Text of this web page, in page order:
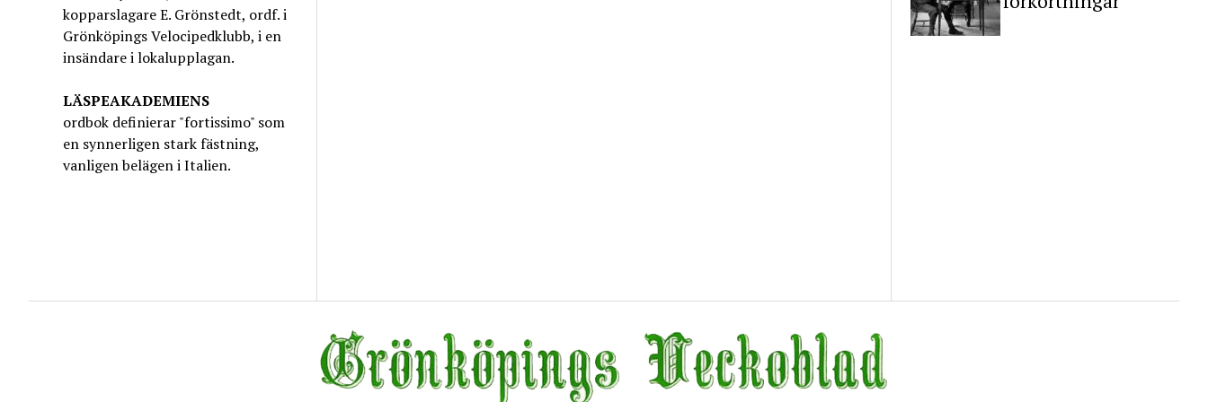
kopparslagare E. Grönstedt, ordf. i
Grönköpings Velocipedklubb, i en
insändare i lokalupplagan.
LÄSPEAKADEMIENS
ordbok definierar "fortissimo" som
en synnerligen stark fästning,
vanligen belägen i Italien.